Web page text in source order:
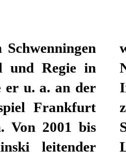
und Regie in
er u. a. an der
Frankfurt
Von 2001 bis
leitender
ans
war ab 2013
war er
mit Matthias
der Welt.